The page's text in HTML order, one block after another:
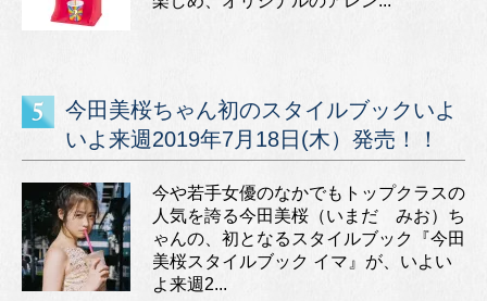
今田美桜ちゃん初のスタイルブックいよ
いよ来週2019年7月18日(木）発売！！
今や若手女優のなかでもトップクラスの
人気を誇る今田美桜（いまだ みお）ち
ゃんの、初となるスタイルブック『今田
美桜スタイルブック イマ』が、いよい
よ来週2...